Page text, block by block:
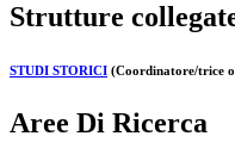
Strutture
STUDI STORICI (Coordinatore/trice
Aree Di Ricerca